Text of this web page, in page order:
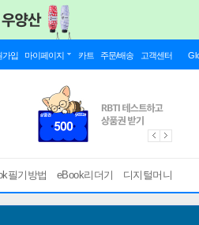
가입 마이페이지 카트 주문/배송 고객센터
필기방법 eBook리더기 디지털머니